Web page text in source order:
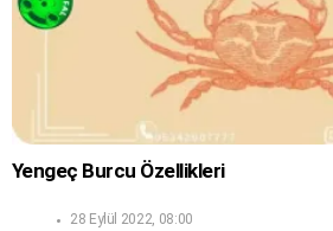
Yengeç Burcu Özellikleri
28 Eylül 2022, 08:00